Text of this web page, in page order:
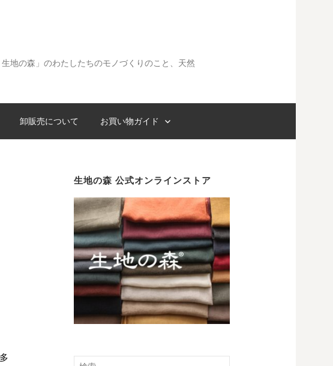
地の森」のわたしたちのモノづくりのこと、天然
卸販売について お買い物ガイド
生地の森 公式オンラインストア
検